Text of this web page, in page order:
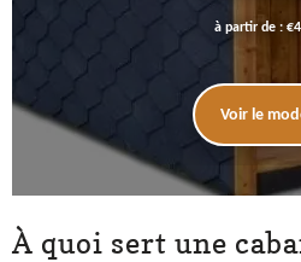
à partir de : €
Voir le
À quoi sert une